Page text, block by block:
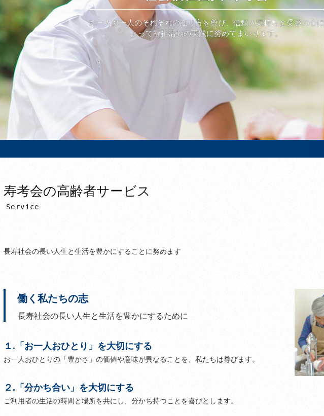
お一人お一人のそれぞれの在り方を尊び、信頼の気持ちと受容の心に
よって福祉活動の実践に努めてまいります。
寿考会の高齢者サービス
Service
長寿社会の長い人生と生活を豊かにすることに努めます
働く私たちの志
長寿社会の長い人生と生活を豊かにするために
１.「お一人おひとり」を大切にする
お一人おひとりの「豊かさ」の価値や意味が異なることを、私たちは尊びます。
２.「分かち合い」を大切にする
ご利用者の生活の時間と場所を共にし、分かち持つことを喜びとします。